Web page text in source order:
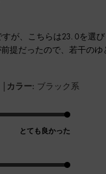
が、こちらは23. 0を選
提だったので、若干の
| カラー: ブラック系
とても良かった